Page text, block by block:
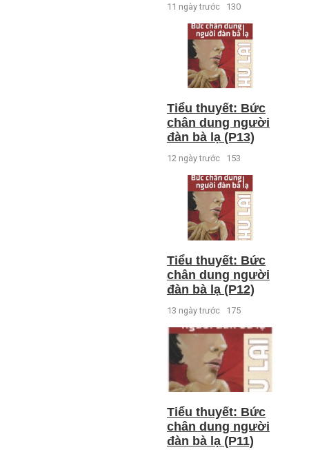
11 ngày trước 130
Tiểu thuyết: Bức
chân dung người
đàn bà lạ (P13)
12 ngày trước 153
Tiểu thuyết: Bức
chân dung người
đàn bà lạ (P12)
13 ngày trước 175
Tiểu thuyết: Bức
chân dung người
đàn bà lạ (P11)